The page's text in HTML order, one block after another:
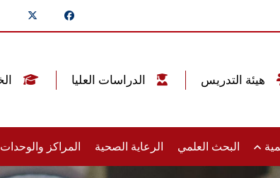
البحث العلمي الرعاية الصحية المراكز والوحدات